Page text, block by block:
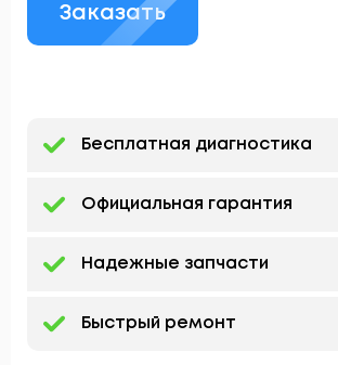
Заказать
Бесплатная диагностика
Официальная гарантия
Надежные запчасти
Быстрый ремонт